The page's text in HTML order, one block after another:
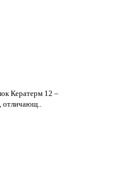
Кератерм 12 –
отличающ..